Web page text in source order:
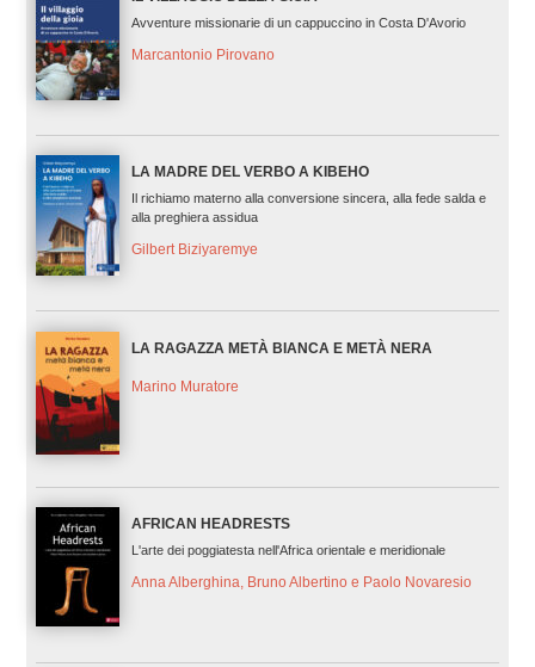
Avventure missionarie di un cappuccino in Costa D'Avorio
Marcantonio Pirovano
LA MADRE DEL VERBO A KIBEHO
Il richiamo materno alla conversione sincera, alla fede salda e
alla preghiera assidua
Gilbert Biziyaremye
LA RAGAZZA METÀ BIANCA E METÀ NERA
Marino Muratore
AFRICAN HEADRESTS
L'arte dei poggiatesta nell'Africa orientale e meridionale
Anna Alberghina, Bruno Albertino e Paolo Novaresio